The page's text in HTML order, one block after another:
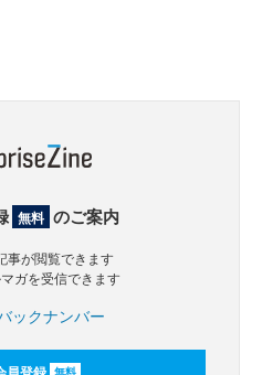
無料 のご案内
事が閲覧できます
ガを受信できます
ックナンバー
無料